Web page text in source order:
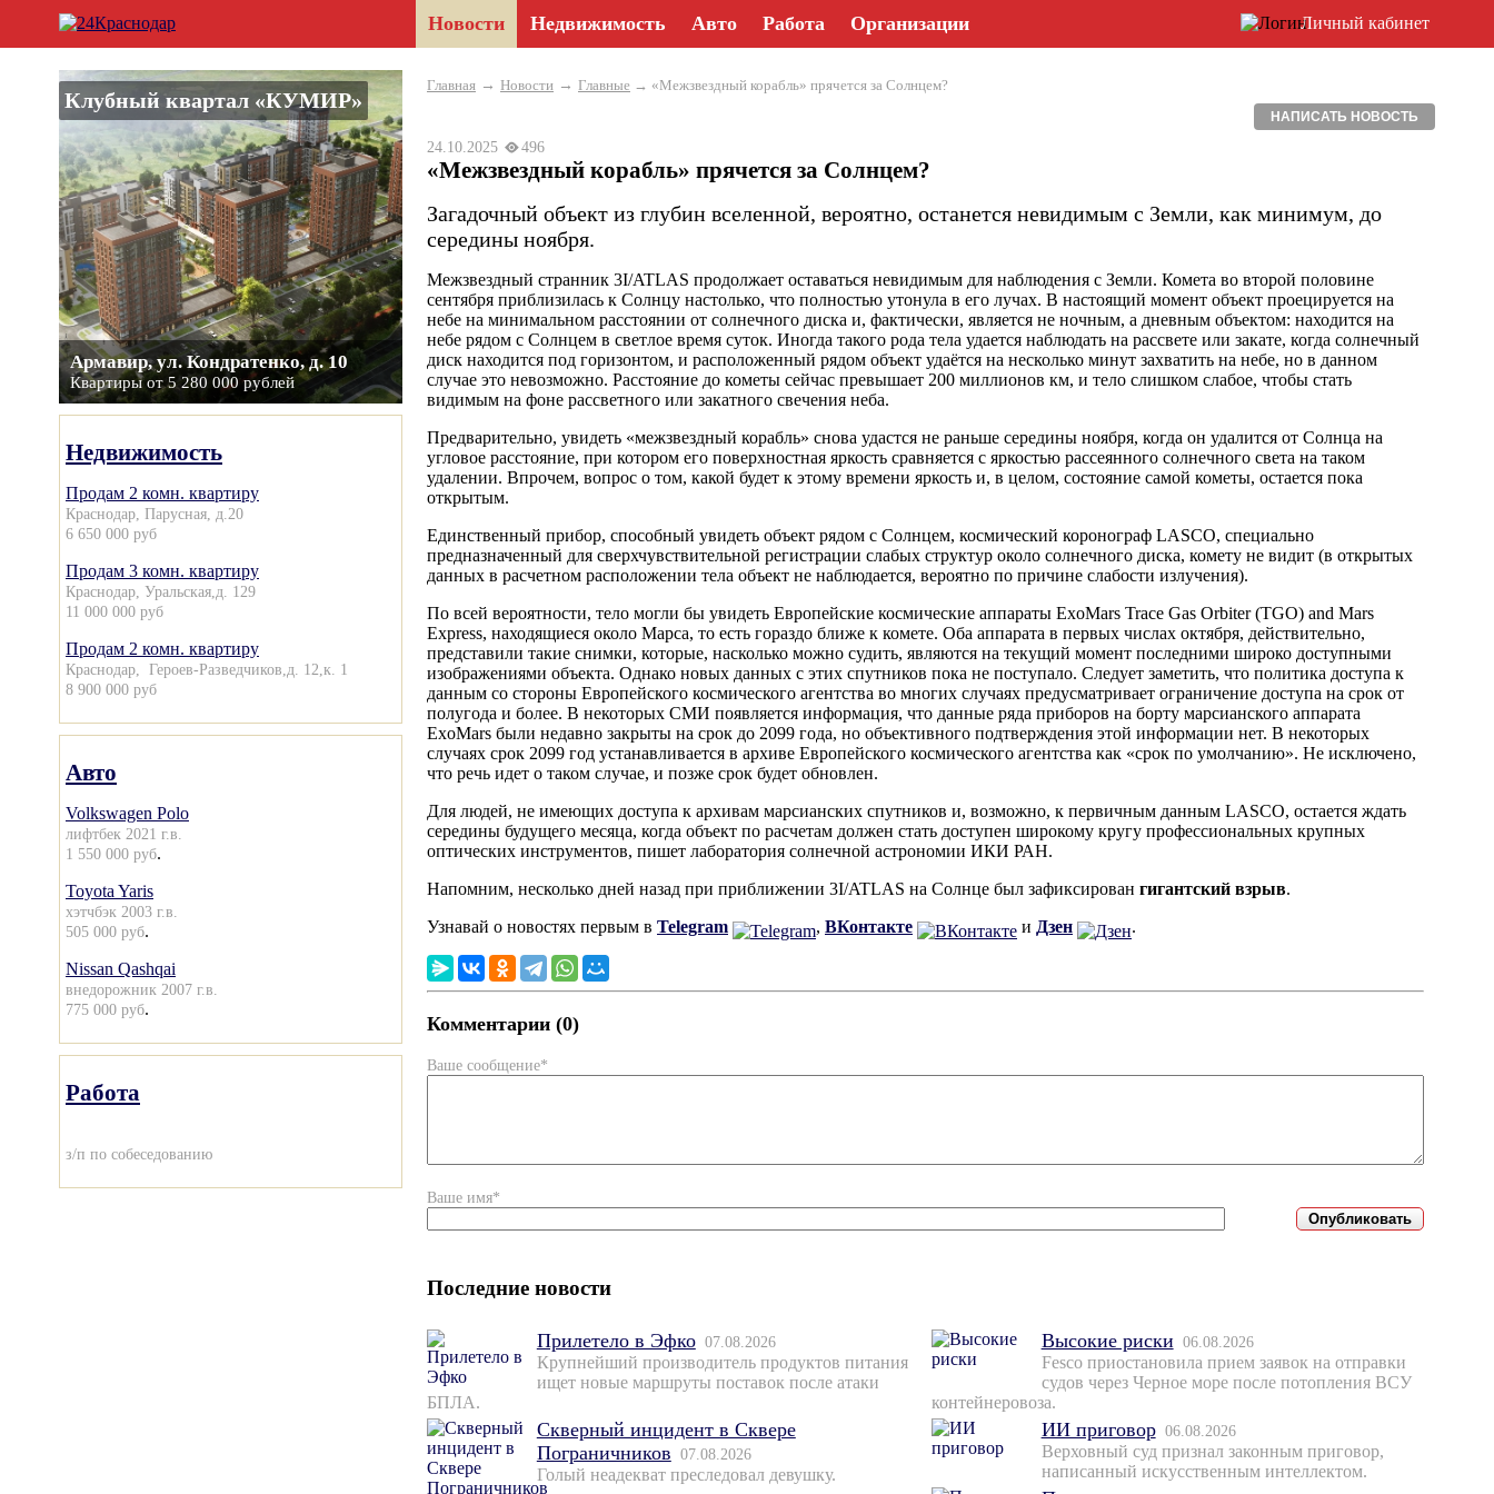
Новости Недвижимость Авто Работа Организации Личный кабинет
Клубный квартал «КУМИР»
Армавир, ул. Кондратенко, д. 10
Квартиры от 5 280 000 рублей
Недвижимость
Продам 2 комн. квартиру
Краснодар, Парусная, д.20
6 650 000 руб
Продам 3 комн. квартиру
Краснодар, Уральская,д. 129
11 000 000 руб
Продам 2 комн. квартиру
Краснодар, Героев-Разведчиков,д. 12,к. 1
8 900 000 руб
Авто
Volkswagen Polo
лифтбек 2021 г.в.
1 550 000 руб.
Toyota Yaris
хэтчбэк 2003 г.в.
505 000 руб.
Nissan Qashqai
внедорожник 2007 г.в.
775 000 руб.
Работа
з/п по собеседованию
Главная → Новости → Главные → «Межзвездный корабль» прячется за Солнцем?
НАПИСАТЬ НОВОСТЬ
24.10.2025 496
«Межзвездный корабль» прячется за Солнцем?
Загадочный объект из глубин вселенной, вероятно, останется невидимым с Земли, как минимум, до
середины ноября.
Межзвездный странник 3I/ATLAS продолжает оставаться невидимым для наблюдения с Земли. Комета во второй половине
сентября приблизилась к Солнцу настолько, что полностью утонула в его лучах. В настоящий момент объект проецируется на
небе на минимальном расстоянии от солнечного диска и, фактически, является не ночным, а дневным объектом: находится на
небе рядом с Солнцем в светлое время суток. Иногда такого рода тела удается наблюдать на рассвете или закате, когда солнечный
диск находится под горизонтом, и расположенный рядом объект удаётся на несколько минут захватить на небе, но в данном
случае это невозможно. Расстояние до кометы сейчас превышает 200 миллионов км, и тело слишком слабое, чтобы стать
видимым на фоне рассветного или закатного свечения неба.
Предварительно, увидеть «межзвездный корабль» снова удастся не раньше середины ноября, когда он удалится от Солнца на
угловое расстояние, при котором его поверхностная яркость сравняется с яркостью рассеянного солнечного света на таком
удалении. Впрочем, вопрос о том, какой будет к этому времени яркость и, в целом, состояние самой кометы, остается пока
открытым.
Единственный прибор, способный увидеть объект рядом с Солнцем, космический коронограф LASCO, специально
предназначенный для сверхчувствительной регистрации слабых структур около солнечного диска, комету не видит (в открытых
данных в расчетном расположении тела объект не наблюдается, вероятно по причине слабости излучения).
По всей вероятности, тело могли бы увидеть Европейские космические аппараты ExoMars Trace Gas Orbiter (TGO) and Mars
Express, находящиеся около Марса, то есть гораздо ближе к комете. Оба аппарата в первых числах октября, действительно,
представили такие снимки, которые, насколько можно судить, являются на текущий момент последними широко доступными
изображениями объекта. Однако новых данных с этих спутников пока не поступало. Следует заметить, что политика доступа к
данным со стороны Европейского космического агентства во многих случаях предусматривает ограничение доступа на срок от
полугода и более. В некоторых СМИ появляется информация, что данные ряда приборов на борту марсианского аппарата
ExoMars были недавно закрыты на срок до 2099 года, но объективного подтверждения этой информации нет. В некоторых
случаях срок 2099 год устанавливается в архиве Европейского космического агентства как «срок по умолчанию». Не исключено,
что речь идет о таком случае, и позже срок будет обновлен.
Для людей, не имеющих доступа к архивам марсианских спутников и, возможно, к первичным данным LASCO, остается ждать
середины будущего месяца, когда объект по расчетам должен стать доступен широкому кругу профессиональных крупных
оптических инструментов, пишет лаборатория солнечной астрономии ИКИ РАН.
Напомним, несколько дней назад при приближении 3I/ATLAS на Солнце был зафиксирован гигантский взрыв.
Узнавай о новостях первым в Telegram , ВКонтакте и Дзен .
Комментарии (0)
Ваше сообщение*
Ваше имя*
Последние новости
Прилетело в Эфко 07.08.2026
Крупнейший производитель продуктов питания
ищет новые маршруты поставок после атаки
БПЛА.
Скверный инцидент в Сквере
Пограничников 07.08.2026
Голый неадекват преследовал девушку.
Высокие риски 06.08.2026
Fesco приостановила прием заявок на отправки
судов через Черное море после потопления ВСУ
контейнеровоза.
ИИ приговор 06.08.2026
Верховный суд признал законным приговор,
написанный искусственным интеллектом.